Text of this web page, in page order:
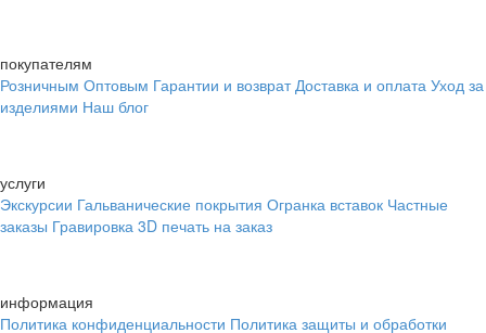
покупателям
Розничным Оптовым Гарантии и возврат Доставка и оплата Уход за
изделиями Наш блог
услуги
Экскурсии Гальванические покрытия Огранка вставок Частные
заказы Гравировка 3D печать на заказ
информация
Политика конфиденциальности Политика защиты и обработки